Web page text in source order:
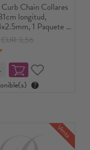
Chain Collares
longitud,
1 Paquete (
Paquete)
3,56
?
Venta